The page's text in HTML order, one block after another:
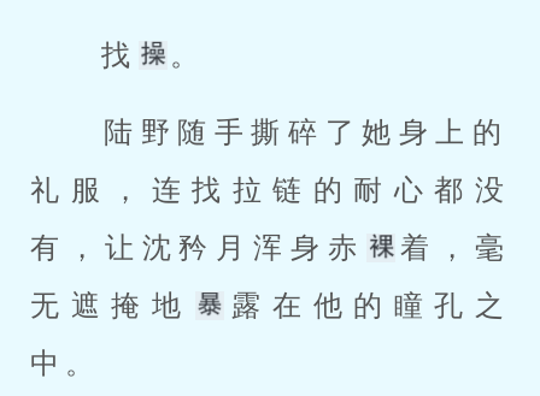
找 。
礼服，连找拉链的耐心都没
有，让沈矜月浑身赤
着，毫
无遮掩地
露在他的瞳孔之
中。